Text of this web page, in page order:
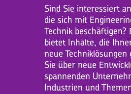
Sind Sie interessiert
die sich mit
Technik beschäftigen?
bietet Inhalte, die
neue Techniklösungen
Sie über neue
spannenden
Industrien und